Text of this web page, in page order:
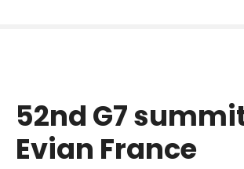
52nd G7
Evian France